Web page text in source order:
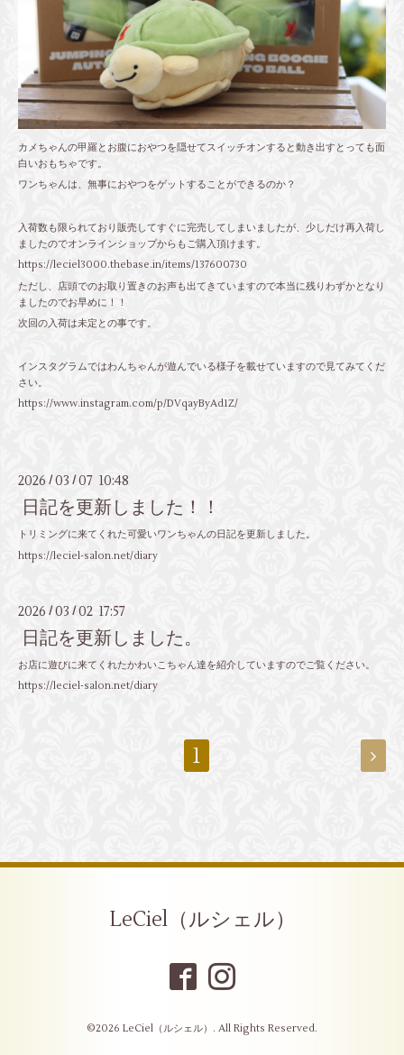
カメちゃんの甲羅とお腹におやつを隠せてスイッチオンすると動き出すとっても面
白いおもちゃです。
ワンちゃんは、無事におやつをゲットすることができるのか？
入荷数も限られており販売してすぐに完売してしまいましたが、少しだけ再入荷し
ましたのでオンラインショップからもご購入頂けます。
https://leciel3000.thebase.in/items/137600730
ただし、店頭でのお取り置きのお声も出てきていますので本当に残りわずかとなり
ましたのでお早めに！！
次回の入荷は未定との事です。
インスタグラムではわんちゃんが遊んでいる様子を載せていますので見てみてくだ
さい。
https://www.instagram.com/p/DVqayByAd1Z/
2026 /03 / 07 10:48
日記を更新しました！！
トリミングに来てくれた可愛いワンちゃんの日記を更新しました。
https://leciel-salon.net/diary
2026 /03 / 02 17:57
日記を更新しました。
お店に遊びに来てくれたかわいこちゃん達を紹介していますのでご覧ください。
https://leciel-salon.net/diary
1
LeCiel（ルシェル）
©2026 LeCiel（ルシェル） . All Rights Reserved.